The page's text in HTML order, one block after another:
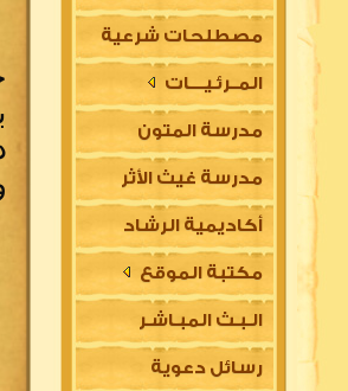
مصطلحات شرعية
المــرئـيــــات
مدرسة المتون
العلمية
مدرسة غيث الأثر
السلفية
أكاديمية الرشاد
العلمية للتأسيس
في مقدمات العلوم
الشرعية (للتعليم
مكتبة الموقع
الـبـث المبـاشـر
رسائل دعوية